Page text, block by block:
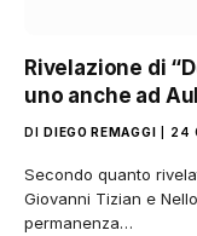
Rivelazione di
uno anche ad
DI DIEGO REMAGGI 24
Secondo quanto
Giovanni Tizian e
permanenza…